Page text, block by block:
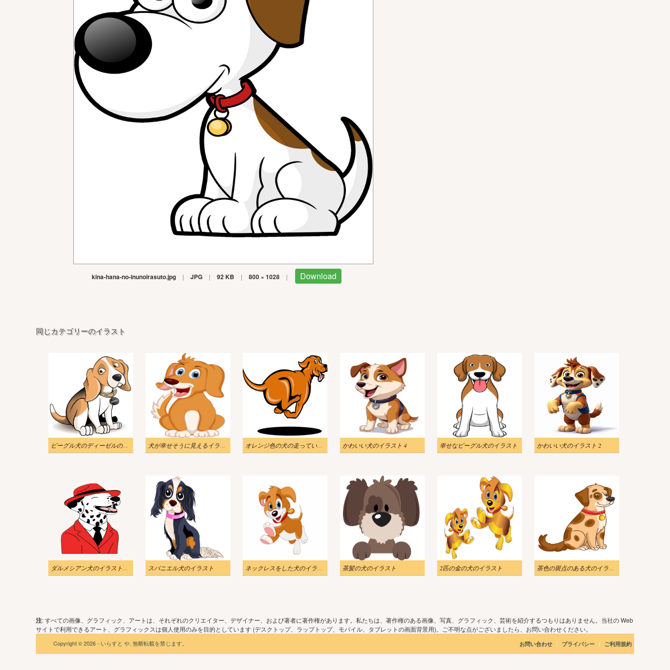
kina-hana-no-inunoirasuto.jpg | JPG | 92 KB | 800 × 1028 | Download
同じカテゴリーのイラスト
ビーグル犬のディーゼルのイラスト 犬が幸せそうに見えるイラスト オレンジ色の犬の走っているイラスト かわいい犬のイラスト 4 幸せなビーグル犬のイラスト かわいい犬のイラスト 2
ダルメシアン犬のイラストプロフィール スパニエル犬のイラスト ネックレスをした犬のイラスト 茶髪の犬のイラスト 2匹の金の犬のイラスト 茶色の斑点のある犬のイラスト
注: すべての画像、グラフィック、アートは、それぞれのクリエイター、デザイナー、および著者に著作権があります。私たちは、著作権のある画像、写真、グラフィック、芸術を紹介するつもりはありません。当社の Web
サイトで利用できるアート、グラフィックスは個人使用のみを目的としています (デスクトップ、ラップトップ、モバイル、タブレットの画面背景用)。ご不明な点がございましたら、お問い合わせください。
Copyright © 2026 - いらすと や. 無断転載を禁じます。 お問い合わせ | プライバシー | ご利用規約